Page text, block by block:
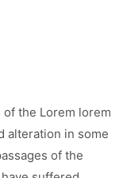
the Lorem lorem
alteration in some
of the